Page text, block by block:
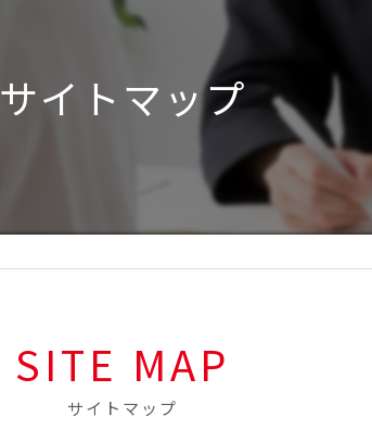
サイトマップ
サイトマップ
SITE MAP